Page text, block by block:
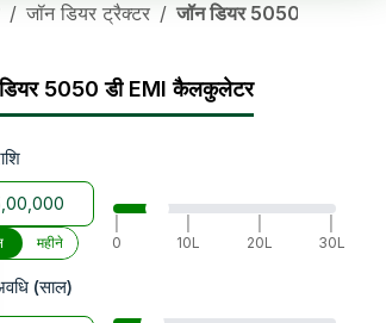
/ जॉन डियर ट्रैक्टर / जॉन डियर 5050 डी
5050 डी EMI कैलकुलेटर
0
10L
20L
30L
महीने
(साल)